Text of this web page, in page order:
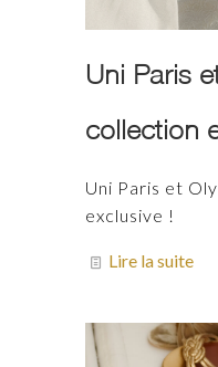
Uni Paris
collection
Uni Paris et
exclusive !
Lire la suite